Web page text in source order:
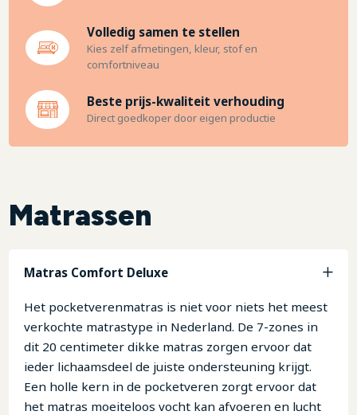
Volledig samen te stellen
Kies zelf afmetingen, kleur, stof en
comfortniveau
Beste prijs-kwaliteit verhouding
Direct goedkoper door eigen productie
Matrassen
Matras Comfort Deluxe
Het pocketverenmatras is niet voor niets het meest
verkochte matrastype in Nederland. De 7-zones in
dit 20 centimeter dikke matras zorgen ervoor dat
ieder lichaamsdeel de juiste ondersteuning krijgt.
Een holle kern in de pocketveren zorgt ervoor dat
het matras moeiteloos vocht kan afvoeren en lucht